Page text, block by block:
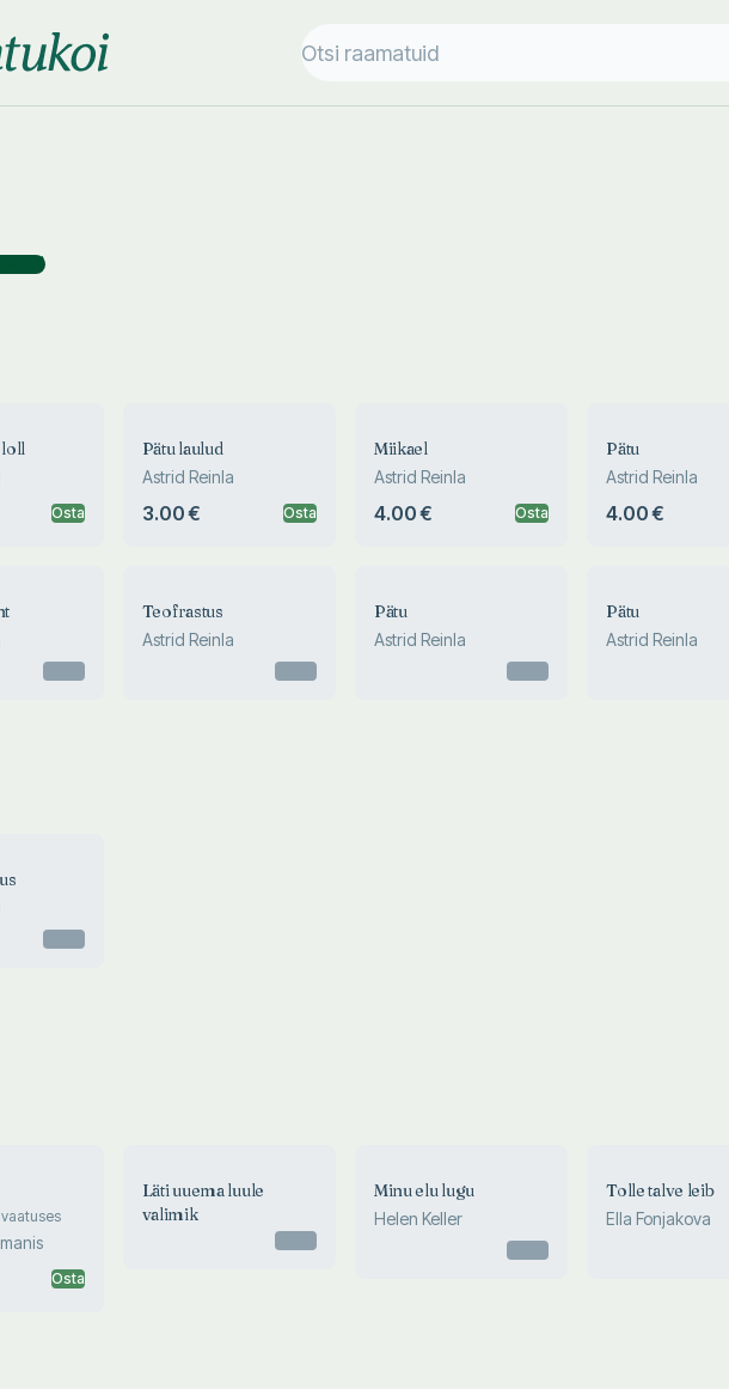
)
Osta
Pätu laulud
Astrid Reinla
3.00 € Osta
Miikael
Astrid Reinla
4.00 € Osta
Pätu
Astrid Reinla
4.00 €
Teofrastus
Astrid Reinla
Pätu
Astrid Reinla
Pätu
Astrid Reinla
Osta
Läti uuema luule
valimik
Minu elu lugu
Helen Keller
Tolle talve leib
Ella Fonjakova